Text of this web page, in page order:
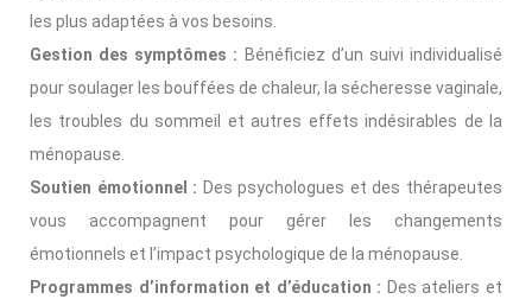
les plus adaptées à vos besoins.
Gestion des symptômes : Bénéficiez d’un suivi individualisé
pour soulager les bouffées de chaleur, la sécheresse vaginale,
les troubles du sommeil et autres effets indésirables de la
ménopause.
Soutien émotionnel : Des psychologues et des thérapeutes
vous accompagnent pour gérer les changements
émotionnels et l’impact psychologique de la ménopause.
Programmes d’information et d’éducation : Des ateliers et